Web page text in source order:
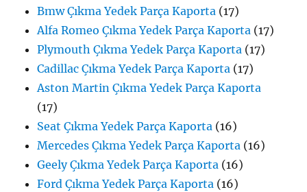
Bmw Çıkma Yedek Parça Kaporta (17)
Alfa Romeo Çıkma Yedek Parça Kaporta (17)
Plymouth Çıkma Yedek Parça Kaporta (17)
Cadillac Çıkma Yedek Parça Kaporta (17)
Aston Martin Çıkma Yedek Parça Kaporta
(17)
Seat Çıkma Yedek Parça Kaporta (16)
Mercedes Çıkma Yedek Parça Kaporta (16)
Geely Çıkma Yedek Parça Kaporta (16)
Ford Çıkma Yedek Parça Kaporta (16)